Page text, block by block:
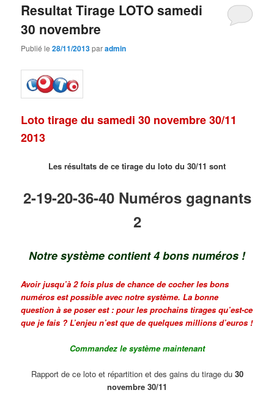
Resultat Tirage LOTO samedi
30 novembre
Publié le28/11/2013paradmin
Loto tirage du samedi 30 novembre30/11
2013
Les résultats de ce tirage du loto du 30/11 sont
2-19-20-36-40 Numéros gagnants
2
Notre système contient 4 bons numéros !
Avoir jusqu’à 2 fois plus de chance de cocher les bons
numéros est possible avec notre système. La bonne
question à se poser est : pour les prochains tirages qu’est-ce
que je fais ? L’enjeu n’est que de quelques millions d’euros !
Commandez le système maintenant
Rapport de ce loto et répartition et des gains du tirage du 30
novembre 30/11